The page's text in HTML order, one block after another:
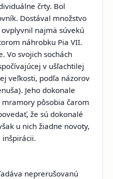
črty. Bol
Dostával množstvo
najmä súvekú
náhrobku Pia VII.
Vo svojich sochách
v ušľachtilej
veľkosti, podľa názorov
). Jeho dokonale
pôsobia čarom
že sú dokonalé
u nich žiadne novoty,
inšpirácii.
neprerušovanú